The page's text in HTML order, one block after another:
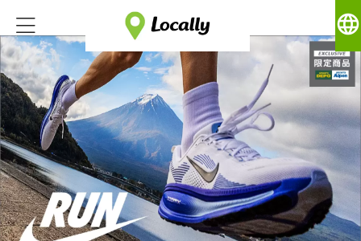
language